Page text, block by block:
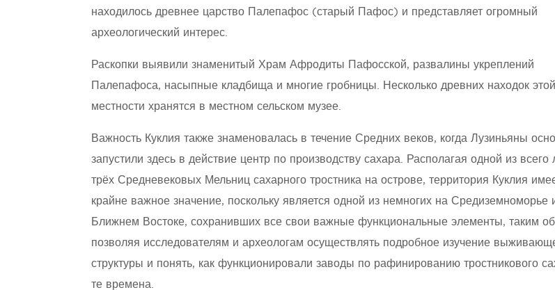
находилось древнее царство Палепафос (старый Пафос) и представляет огромный
археологический интерес.
Раскопки выявили знаменитый Храм Афродиты Пафосской, развалины укреплений
Палепафоса, насыпные кладбища и многие гробницы. Несколько древних находок этой
местности хранятся в местном сельском музее.
Важность Куклия также знаменовалась в течение Средних веков, когда Лузиньяны
запустили здесь в действие центр по производству сахара. Располагая одной из всего
трёх Средневековых Мельниц сахарного тростника на острове, территория Куклия
крайне важное значение, поскольку является одной из немногих на Средиземноморье
Ближнем Востоке, сохранивших все свои важные функциональные элементы, таким
позволяя исследователям и археологам осуществлять подробное изучение
структуры и понять, как функционировали заводы по рафинированию тростникового
те времена.